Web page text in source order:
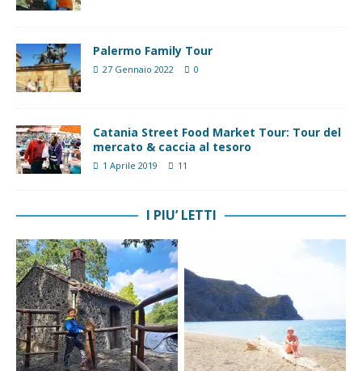
Palermo Family Tour
27 Gennaio 2022 0
Catania Street Food Market Tour: Tour del
mercato & caccia al tesoro
1 Aprile 2019 11
I PIU’ LETTI